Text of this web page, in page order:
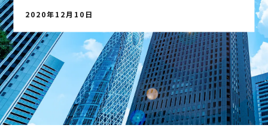
2020年12月10日